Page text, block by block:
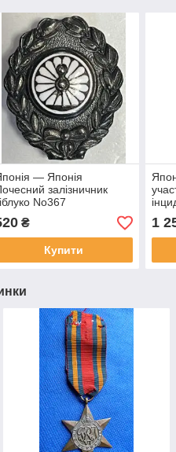
— Японія
залізничник
No367
₴
Купити
1